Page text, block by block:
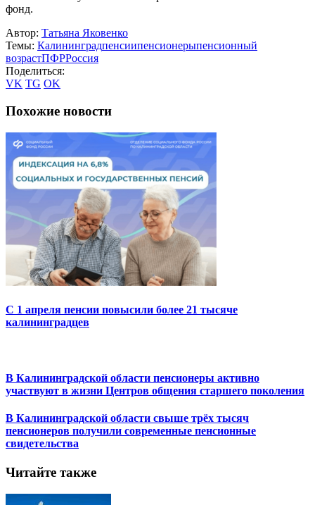
фонд.
Автор: Татьяна Яковенко
Темы: Калининградпенсиипенсионерыпенсионный
возрастПФРРоссия
Поделиться:
VK TG OK
Похожие новости
С 1 апреля пенсии повысили более 21 тысяче
калининградцев
В Калининградской области пенсионеры активно
участвуют в жизни Центров общения старшего поколения
В Калининградской области свыше трёх тысяч
пенсионеров получили современные пенсионные
свидетельства
Читайте также